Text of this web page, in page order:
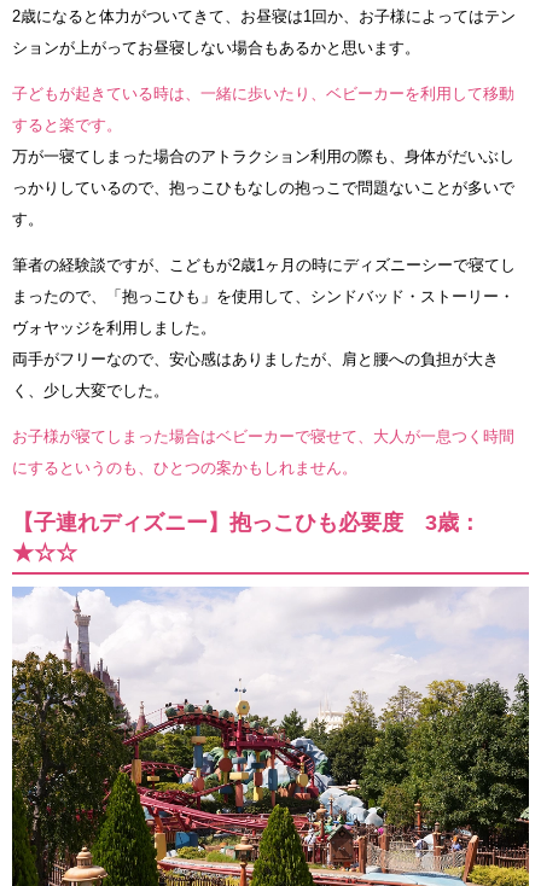
2歳になると体力がついてきて、お昼寝は1回か、お子様によってはテン
ションが上がってお昼寝しない場合もあるかと思います。
子どもが起きている時は、一緒に歩いたり、ベビーカーを利用して移動
すると楽です。
万が一寝てしまった場合のアトラクション利用の際も、身体がだいぶし
っかりしているので、抱っこひもなしの抱っこで問題ないことが多いで
す。
筆者の経験談ですが、こどもが2歳1ヶ月の時にディズニーシーで寝てし
まったので、「抱っこひも」を使用して、シンドバッド・ストーリー・
ヴォヤッジを利用しました。
両手がフリーなので、安心感はありましたが、肩と腰への負担が大き
く、少し大変でした。
お子様が寝てしまった場合はベビーカーで寝せて、大人が一息つく時間
にするというのも、ひとつの案かもしれません。
【子連れディズニー】抱っこひも必要度 3歳：
★☆☆